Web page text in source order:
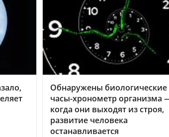
Обнаружены биологические
часы-хронометр организма
когда они выходят из строя,
развитие человека
останавливается